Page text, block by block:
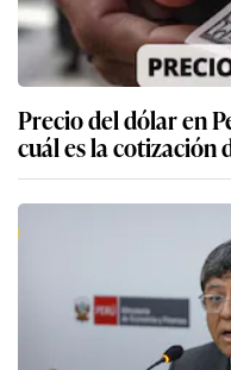
Precio del dólar en
cuál es la cotización